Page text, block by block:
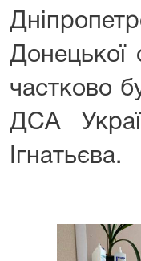
Донецької
частково
ДСА
Ігнатьєва.